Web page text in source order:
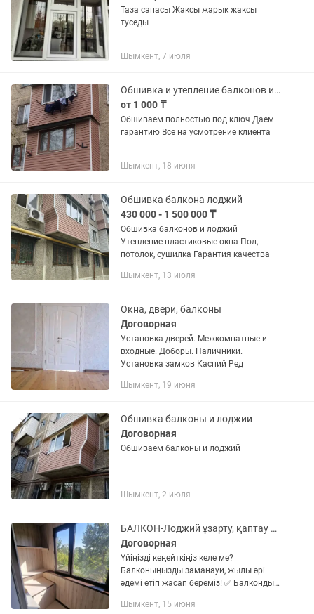
Таза сапасы Жаксы жарык жаксы
туседы
Шымкент, 7 июля
Обшивка и утепление балконов и лоджий сайдингом
от 1 000 ₸
Обшиваем полностью под ключ Даем
гарантию Все на усмотрение клиента
Шымкент, 18 июня
Обшивка балкона лоджий
430 000 - 1 500 000 ₸
Обшивка балконов и лоджий
Утепление пластиковые окна Пол,
потолок, сушилка Гарантия качества
Шымкент, 13 июля
Окна, двери, балконы
Договорная
Установка дверей. Межкомнатные и
входные. Доборы. Наличники.
Установка замков Каспий Ред
Шымкент, 19 июня
Обшивка балконы и лоджии
Договорная
Обшиваем балконы и лоджий
Шымкент, 2 июля
БАЛКОН-Лоджий ұзарту, қаптау қызметтерін ұсынамын
Договорная
Үйіңізді кеңейткіңіз келе ме?
Балконыңызды заманауи, жылы әрі
әдемі етіп жасап береміз! ✅ Балконды
терезе орнату✅ Жылу және су
Шымкент, 15 июня